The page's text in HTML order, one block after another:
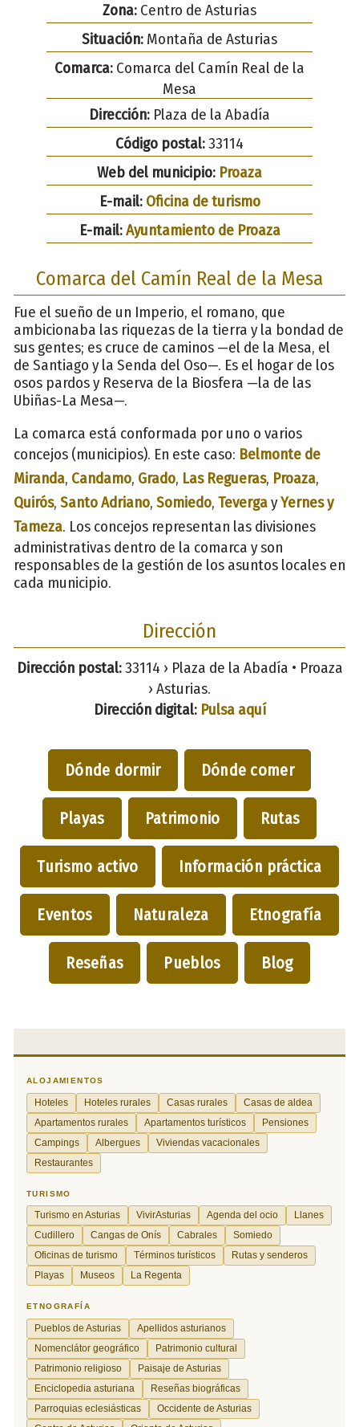
Zona: Centro de Asturias
Situación: Montaña de Asturias
Comarca: Comarca del Camín Real de la
Mesa
Dirección: Plaza de la Abadía
Código postal:33114
Web del municipio: Proaza
E-mail: Oficina de turismo
E-mail:Ayuntamiento de Proaza
Comarca del Camín Real de la Mesa
Fue el sueño de un Imperio, el romano, que
ambicionaba las riquezas de la tierra y la bondad de
sus gentes; es cruce de caminos —el de la Mesa, el
de Santiago y la Senda del Oso—. Es el hogar de los
osos pardos y Reserva de la Biosfera —la de las
Ubiñas-La Mesa—.
La comarca está conformada por uno o varios
concejos (municipios). En este caso: Belmonte de
Miranda, Candamo, Grado, Las Regueras, Proaza,
Quirós, Santo Adriano, Somiedo, TevergayYernes y
Tameza. Los concejos representan las divisiones
administrativas dentro de la comarca y son
responsables de la gestión de los asuntos locales en
cada municipio.
Dirección
Dirección postal:33114 › Plaza de la Abadía • Proaza
› Asturias.
Dirección digital: Pulsa aquí
Dónde dormir Dónde comer
Playas Patrimonio Rutas
Turismo activo Información práctica
Eventos Naturaleza Etnografía
Reseñas Pueblos Blog